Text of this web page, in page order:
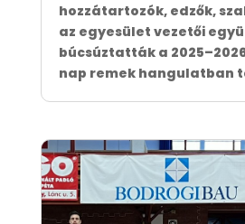
hozzátartozók, edzők,
az egyesület vezetői
búcsúztatták a
nap remek hangulatban